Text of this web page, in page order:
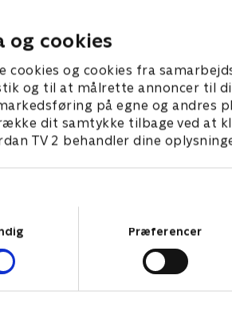
og cookies
cookies og cookies fra
og til at målrette annoncer til
på egne og andres
dit samtykke tilbage ved at
TV 2 behandler dine
Præferencer